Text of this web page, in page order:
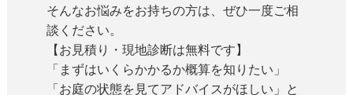
そんなお悩みをお持ちの方は、ぜひ一度ご相
談ください。
【お見積り・現地診断は無料です】
「まずはいくらかかるか概算を知りたい」
「お庭の状態を見てアドバイスがほしい」と